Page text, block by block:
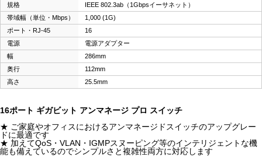
規格
IEEE 802.3ab（1Gbpsイーサネット）
帯域幅（単位・Mbps）
1,000 (1G)
ポート・RJ-45
16
電源
電源アダプター
幅
286mm
奥行
112mm
高さ
25.5mm
16ポート ギガビット アンマネージ プロ スイッチ
★ ご家庭やオフィスにおけるアンマネージドスイッチのアップグレー
ドに最適です
★ 加えてQoS・VLAN・IGMPスヌーピング等のインテリジェントな機
能も備えているのでシンプルさと複雑性両方に対応します